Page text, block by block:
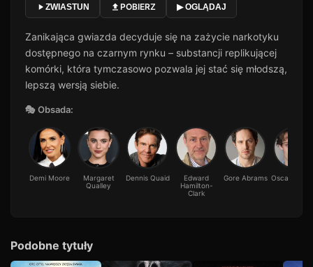
ZWIASTUN POBIERZ ▶ OGLĄDAJ
Zanikająca gwiazda decyduje się na zażycie narkotyku
dostępnego na czarnym rynku – substancji replikującej
komórki, która tymczasowo pozwala jej stać się młodszą,
lepszą wersją siebie.
🎭 Obsada:
Demi Moore
Margaret
Qualley
Dennis Quaid
Edward
Hamilton-
Clark
Gore Abrams Oscar
Podobne tytuły